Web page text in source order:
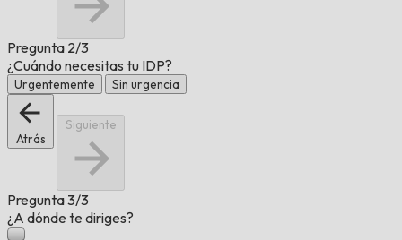
Pregunta 2/3
¿Cuándo necesitas tu IDP?
Urgentemente Sin urgencia
Atrás
Siguiente
Pregunta3/3
¿A dónde te diriges?